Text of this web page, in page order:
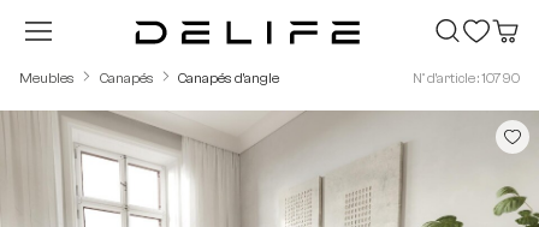
Passer au contenu principal
Meubles Canapés Canapés d'angle N° d'article : 10790
Ignorer la galerie d'images